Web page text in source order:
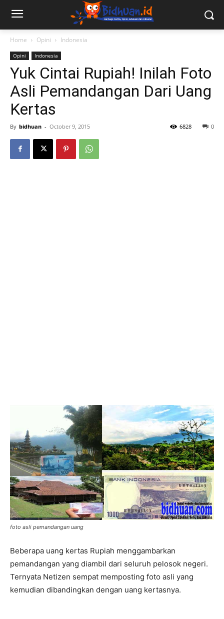
Home Opini Indonesia
Opini Indonesia
Yuk Cintai Rupiah! Inilah Foto
Asli Pemandangan Dari Uang
Kertas
By bidhuan - October 9, 2015 0
6828
foto asli pemandangan uang
Beberapa uang kertas Rupiah menggambarkan
pemandangan yang diambil dari seluruh pelosok negeri.
Ternyata Netizen sempat memposting foto asli yang
kemudian dibandingkan dengan uang kertasnya.